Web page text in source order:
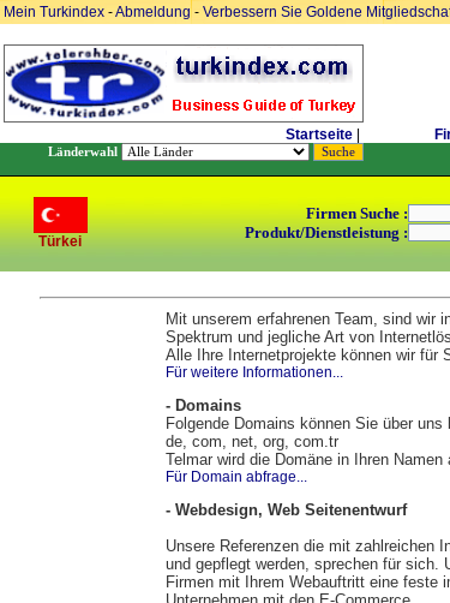
Mein Turkindex -Abmeldung- Verbessern Sie Goldene
Startseite
Länderwahl
Türkei
Firmen Suche :
Produkt/Dienstleistung :
Mit unserem erfahrenen Team, sind wir
Spektrum und jegliche Art von
Alle Ihre Internetprojekte können wir für
Für weitere Informationen...
- Domains
Folgende Domains können Sie über uns
de, com, net, org, com.tr
Telmar wird die Domäne in Ihren
Für Domain abfrage...
- Webdesign, Web Seitenentwurf
Unsere Referenzen die mit zahlreichen
und gepflegt werden, sprechen für sich.
Firmen mit Ihrem Webauftritt eine feste